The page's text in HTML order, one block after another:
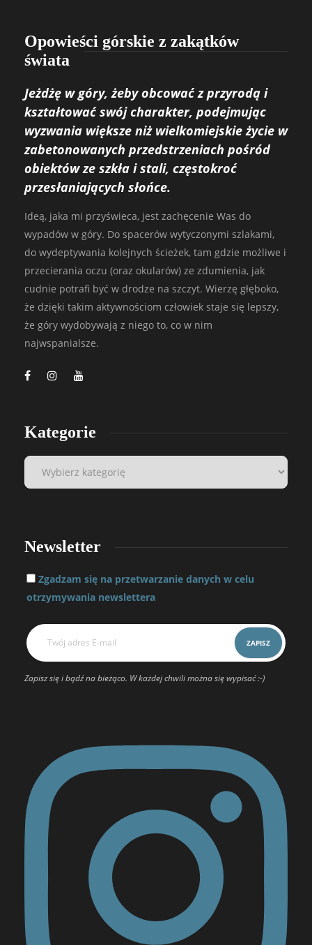
Opowieści górskie z zakątków
świata
Jeżdżę w góry, żeby obcować z przyrodą i
kształtować swój charakter, podejmując
wyzwania większe niż wielkomiejskie życie w
zabetonowanych przedstrzeniach pośród
obiektów ze szkła i stali, częstokroć
przesłaniających słońce.
Ideą, jaka mi przyświeca, jest zachęcenie Was do
wypadów w góry. Do spacerów wytyczonymi szlakami,
do wydeptywania kolejnych ścieżek, tam gdzie możliwe i
przecierania oczu (oraz okularów) ze zdumienia, jak
cudnie potrafi być w drodze na szczyt. Wierzę głęboko,
że dzięki takim aktywnościom człowiek staje się lepszy,
że góry wydobywają z niego to, co w nim
najwspanialsze.
Kategorie
Newsletter
Zgadzam się na przetwarzanie danych w celu
otrzymywania newslettera
Zapisz się i bądź na bieżąco. W każdej chwili można się wypisać :-)